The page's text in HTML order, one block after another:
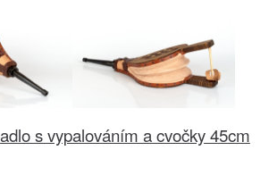
s vypalováním a cvočky 45cm